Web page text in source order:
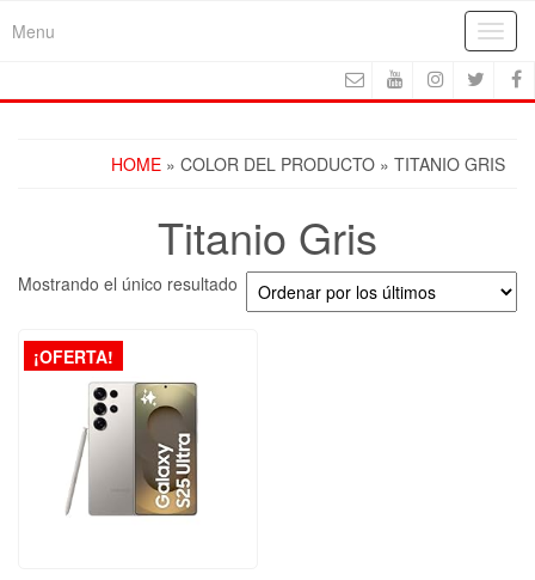
Menu
HOME » COLOR DEL PRODUCTO » TITANIO GRIS
Titanio Gris
Mostrando el único resultado
¡OFERTA!